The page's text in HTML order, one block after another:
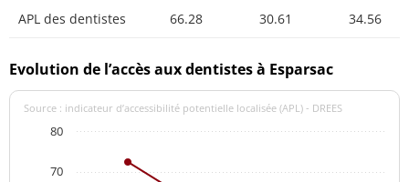
APL des dentistes 66.28 30.61 34.56
Evolution de l’accès aux dentistes à Esparsac
Source : indicateur d’accessibilité potentielle localisée (APL) - DREES
70
80